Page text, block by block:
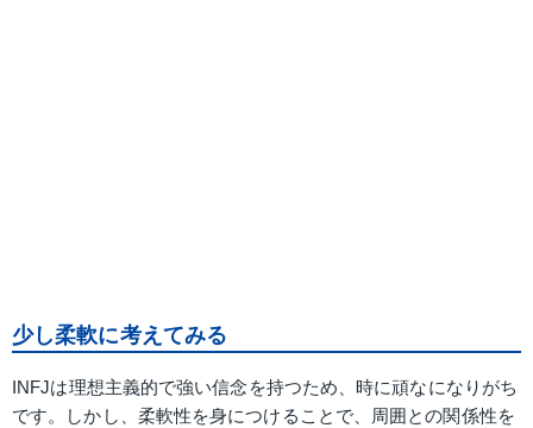
少し柔軟に考えてみる
INFJは理想主義的で強い信念を持つため、時に頑なになりがち
です。しかし、柔軟性を身につけることで、周囲との関係性を